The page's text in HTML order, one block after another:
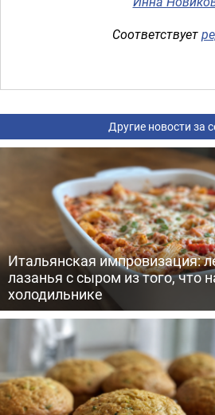
Соответствует
Другие новости за
Итальянская импровизация:
лазанья с сыром из того, что
холодильнике